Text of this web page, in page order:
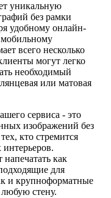
уникальную
без рамки
удобному онлайн-
мобильному
всего несколько
могут легко
необходимый
или матовая
сервиса - это
изображений без
кто стремится
напечатать как
для
и крупноформатные
стену.